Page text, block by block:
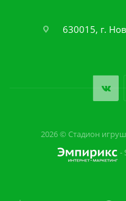
630015, г.
2026 © Стадион
-